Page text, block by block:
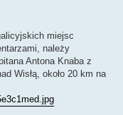
miejsc
należy
Antona Knaba z
Wisłą, około 20 km na